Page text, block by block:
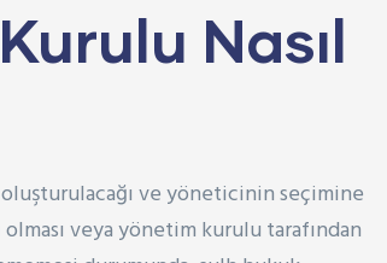
Nasıl
oluşturulacağı ve yöneticinin seçimine
veya yönetim kurulu tarafından